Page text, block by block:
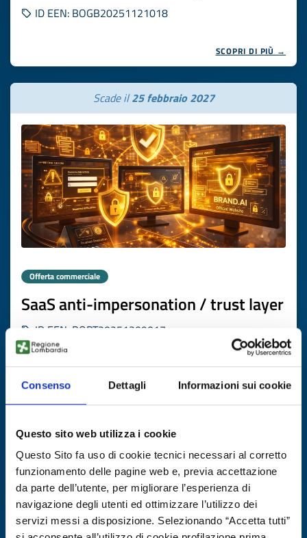
Consenso Dettagli Informazioni sui cookie
Questo sito web utilizza i cookie
Questo Sito fa uso di cookie tecnici necessari al corretto
funzionamento delle pagine web e, previa accettazione
da parte dell’utente, per migliorare l’esperienza di
navigazione degli utenti ed ottimizzare l’utilizzo dei
servizi messi a disposizione. Selezionando “Accetta tutti”
ID EEN: BOGB20251121018
SCOPRI DI PIÙ →
Scade il25 febbraio 2027
Offerta commerciale
SaaS anti-impersonation / trust layer
ID EEN: BOPT20251209017
SCOPRI DI PIÙ →